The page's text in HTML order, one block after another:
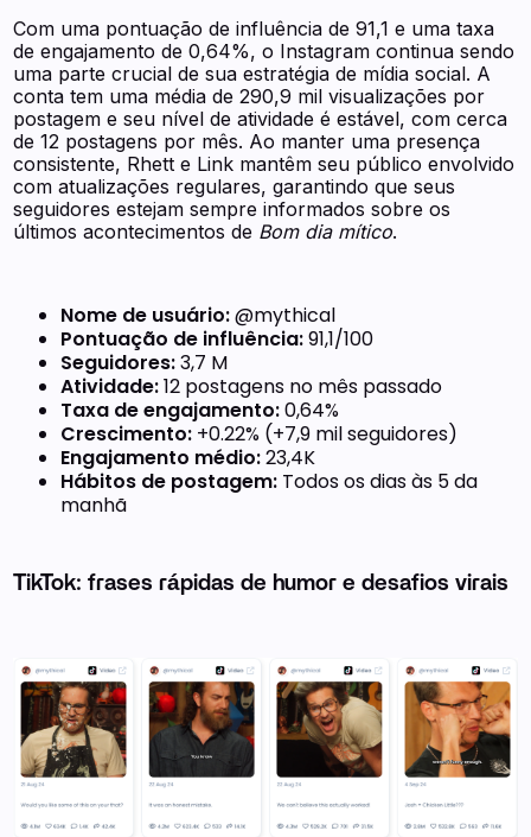
Com uma pontuação de influência de 91,1 e uma taxa
de engajamento de 0,64%, o Instagram continua sendo
uma parte crucial de sua estratégia de mídia social. A
conta tem uma média de 290,9 mil visualizações por
postagem e seu nível de atividade é estável, com cerca
de 12 postagens por mês. Ao manter uma presença
consistente, Rhett e Link mantêm seu público envolvido
com atualizações regulares, garantindo que seus
seguidores estejam sempre informados sobre os
últimos acontecimentos de Bom dia mítico.
Nome de usuário:@mythical
Pontuação de influência:91,1/100
Seguidores:3,7 M
Atividade:12 postagens no mês passado
Taxa de engajamento:0,64%
Crescimento: +0.22% (+7,9 mil seguidores)
Engajamento médio:23,4K
Hábitos de postagem: Todos os dias às 5 da
manhã
TikTok: frases rápidas de humor e desafios virais